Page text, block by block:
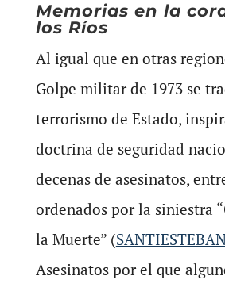
Memorias en la
los Ríos
Al igual que en otras
Golpe militar de 1973 se
terrorismo de Estado,
doctrina de seguridad
decenas de asesinatos,
ordenados por la siniestra
la Muerte” (
Asesinatos por el que